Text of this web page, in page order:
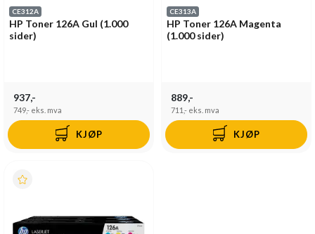
CE312A
HP Toner 126A Gul (1.000
sider)
937,-
749,- eks. mva
KJØP
CE313A
HP Toner 126A Magenta
(1.000 sider)
889,-
711,- eks. mva
KJØP